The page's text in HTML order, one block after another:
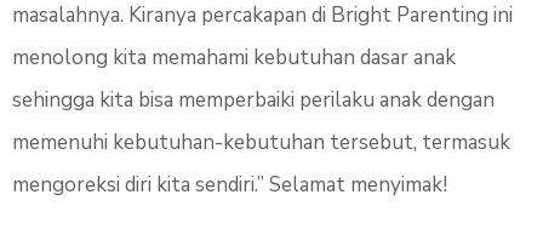
masalahnya. Kiranya percakapan di Bright Parenting ini
menolong kita memahami kebutuhan dasar anak
sehingga kita bisa memperbaiki perilaku anak dengan
memenuhi kebutuhan-kebutuhan tersebut, termasuk
mengoreksi diri kita sendiri.” Selamat menyimak!